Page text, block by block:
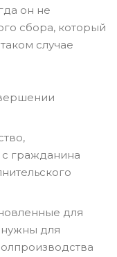
он не
сбора, который
случае
гражданина
для
нужны для